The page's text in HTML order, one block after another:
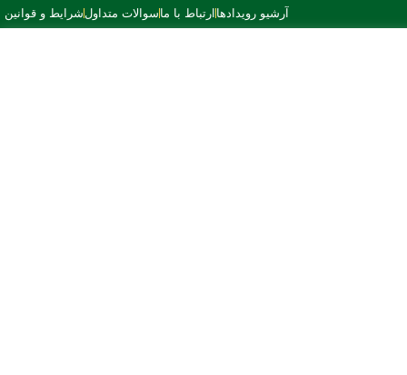
آرشیو رویدادها ارتباط با ما سوالات متداول شرایط و قوانین